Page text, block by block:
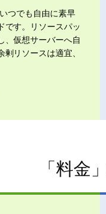
つでも自由に素早
です。リソースパッ
、仮想サーバーへ自
リソースは適宜、
「料金